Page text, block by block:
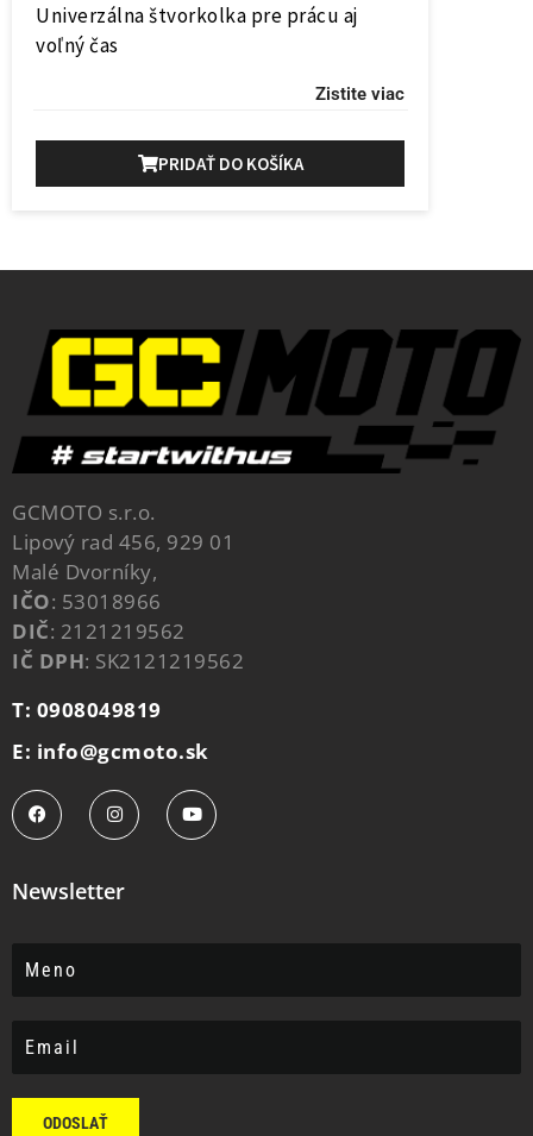
Univerzálna štvorkolka pre prácu aj
voľný čas
Zistite viac
PRIDAŤ DO KOŠÍKA
GCMOTO s.r.o.
Lipový rad 456, 929 01
Malé Dvorníky,
IČO: 53018966
DIČ: 2121219562
IČ DPH: SK2121219562
T: 0908049819
E: info@gcmoto.sk
Newsletter
ODOSLAŤ